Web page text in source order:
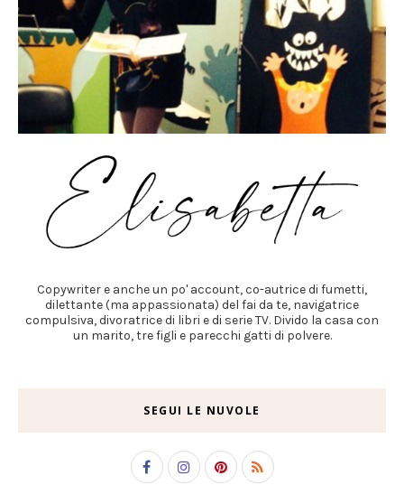
Copywriter e anche un po' account, co-autrice di fumetti,
dilettante (ma appassionata) del fai da te, navigatrice
compulsiva, divoratrice di libri e di serie TV. Divido la casa con
un marito, tre figli e parecchi gatti di polvere.
SEGUI LE NUVOLE